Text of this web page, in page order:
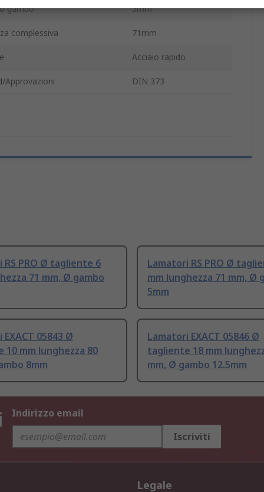
gambo 5mm
complessiva 71mm
Acciaio rapido
Approvazioni DIN 373
RS PRO Ø tagliente 6
71 mm, Ø gambo
Lamatori RS PRO Ø
mm lunghezza 71 mm, Ø
5mm
05843 Ø
10 mm lunghezza 80
8mm
Lamatori EXACT 05846 Ø
tagliente 18 mm
mm, Ø gambo 12.5mm
Indirizzo email
Iscriviti
Legale